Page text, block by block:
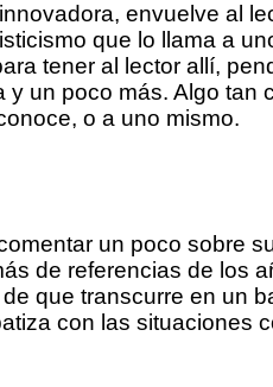
envuelve al
que lo llama a
tener al lector allí,
y un poco más. Algo tan
o a uno mismo.
un poco sobre
de referencias de los
que transcurre en un
con las situaciones